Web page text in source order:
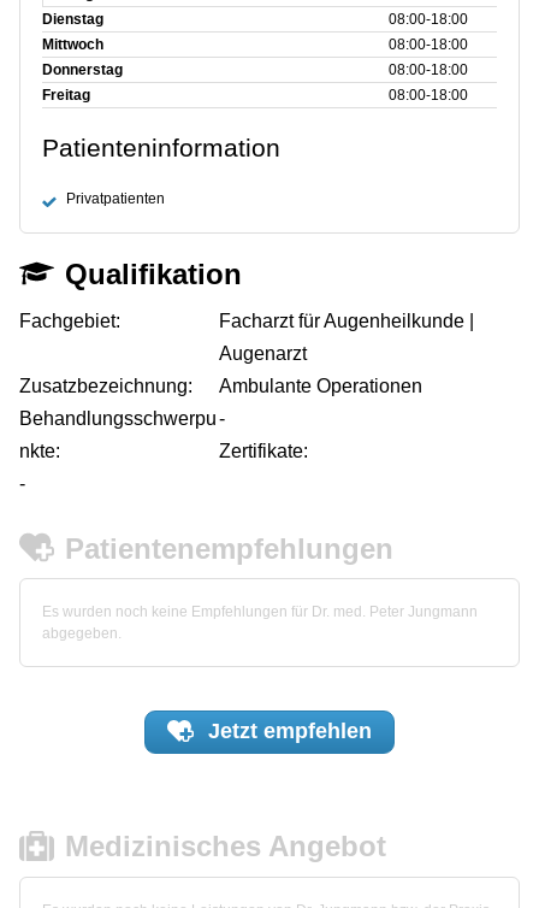
Dienstag
08:00‑18:00
Mittwoch
08:00‑18:00
Donnerstag
08:00‑18:00
Freitag
08:00‑18:00
Patienteninformation
Privatpatienten
Qualifikation
Fachgebiet:
Facharzt für Augenheilkunde |
Augenarzt
Zusatzbezeichnung:
Ambulante Operationen
Behandlungsschwerpu
nkte:
-
Zertifikate:
-
Patientenempfehlungen
Es wurden noch keine Empfehlungen für Dr. med. Peter Jungmann
abgegeben.
Jetzt empfehlen
Medizinisches Angebot